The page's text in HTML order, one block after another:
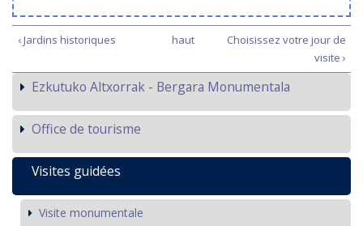
‹ Jardins historiques haut
Choisissez votre jour de
visite ›
Ezkutuko Altxorrak - Bergara Monumentala
Office de tourisme
Visites guidées
Visite monumentale